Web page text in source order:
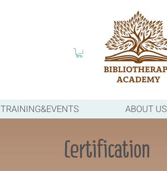
ABOUT US
TRAINING&EVENTS
Certification